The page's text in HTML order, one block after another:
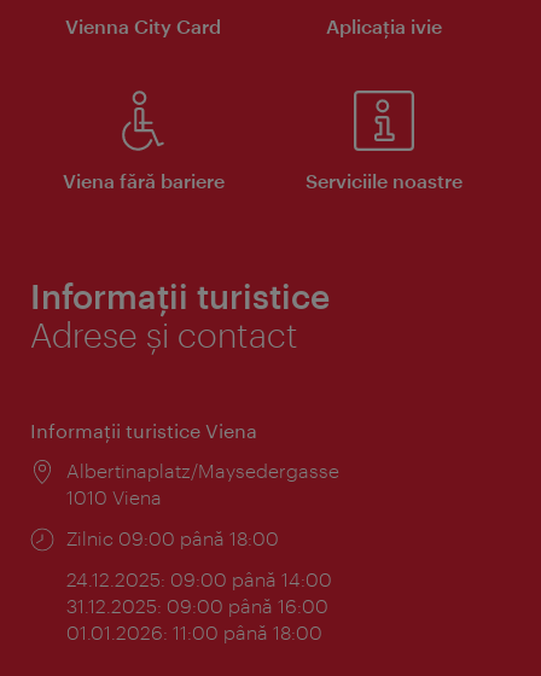
Vienna City Card Aplicaţia ivie
Viena fără bariere Serviciile noastre
Informații turistice
Adrese și contact
Informaţii turistice Viena
Locul:
Albertinaplatz/Maysedergasse
1010 Viena
Program:
Zilnic 09:00 până 18:00
24.12.2025: 09:00 până 14:00
31.12.2025: 09:00 până 16:00
01.01.2026: 11:00 până 18:00